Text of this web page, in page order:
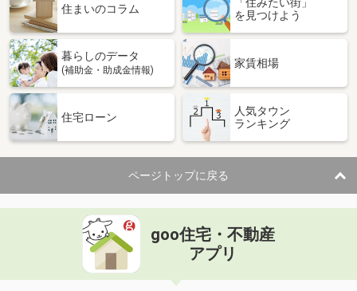
価 格
5.70万円
新潟県新潟市東区東明５丁目
専有面積 53.46m²
間取り
新潟県新潟市中央区姥ケ山４丁目
住 所
新潟県新潟市中央区姥ケ山４丁目
専有面積 50.01m²
間取り
1LDK
新潟県新潟市中央区関屋恵町
価 格
住 所
新潟県新潟市中央区関屋恵町
専有面積 45.8m²
住まいのコラム
を見つけよう
暮らしのデータ
(補助金・助成金情報)
家賃相場
住宅ローン
人気タウン
ランキング
ページトップに戻る
goo住宅・不動産
アプリ